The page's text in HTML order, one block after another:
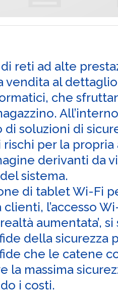
reti ad alte
al
che
soluzioni di
per la
derivanti da
sistema.
di tablet Wi-Fi
l’accesso
aumentata’, si
della sicurezza
che le catene
la massima
i costi.